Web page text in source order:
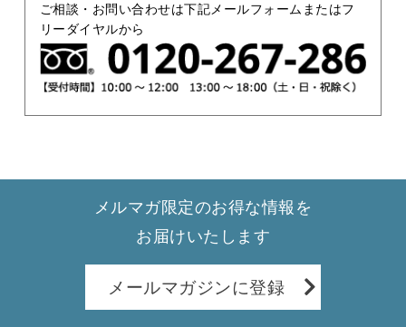
ご相談・お問い合わせは下記メールフォームまたはフ
リーダイヤルから
メルマガ限定のお得な情報を
お届けいたします
メールマガジンに登録